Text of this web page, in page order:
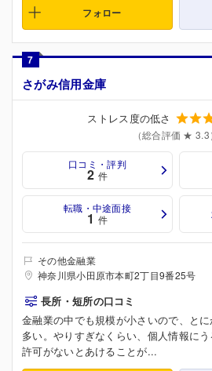
フォロー
7
さがみ信用金庫
ストレス度の低さ
（総合評価 ★ 3.3
口コミ・評判
2 件
転職・中途面接
1 件
その他金融業
神奈川県小田原市本町2丁目9番25号
長所・短所の口コミ
金融業の中でも規模が小さいので、と
多い。やりすぎなくらい、個人情報に
許可がないとあけることが...